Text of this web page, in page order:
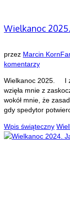
Wielkanoc
przez Marcin
komentarzy
Wielkanoc 2025. I
wzięła mnie z
wokół mnie, że
gdy spedytor
Wpis świąteczny